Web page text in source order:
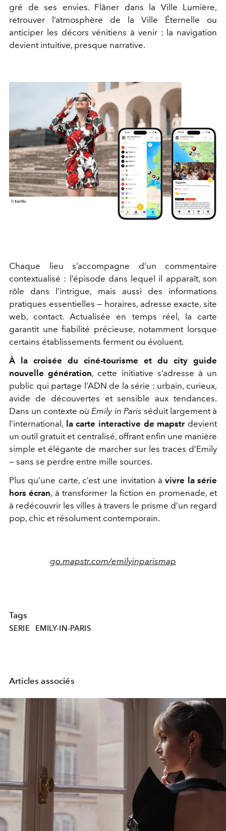
gré de ses envies. Flâner dans la Ville Lumière,
retrouver l’atmosphère de la Ville Éternelle ou
anticiper les décors vénitiens à venir : la navigation
devient intuitive, presque narrative.
Chaque lieu s’accompagne d’un commentaire
contextualisé : l’épisode dans lequel il apparaît, son
rôle dans l’intrigue, mais aussi des informations
pratiques essentielles — horaires, adresse exacte, site
web, contact. Actualisée en temps réel, la carte
garantit une fiabilité précieuse, notamment lorsque
certains établissements ferment ou évoluent.
À la croisée du ciné-tourisme et du city guide
nouvelle génération, cette initiative s’adresse à un
public qui partage l’ADN de la série : urbain, curieux,
avide de découvertes et sensible aux tendances.
Dans un contexte où Emily in Paris séduit largement à
l’international, la carte interactive de mapstr devient
un outil gratuit et centralisé, offrant enfin une manière
simple et élégante de marcher sur les traces d’Emily
— sans se perdre entre mille sources.
Plus qu’une carte, c’est une invitation àvivre la série
hors écran, à transformer la fiction en promenade, et
à redécouvrir les villes à travers le prisme d’un regard
pop, chic et résolument contemporain.
go.mapstr.com/emilyinparismap
Tags
SERIE EMILY-IN-PARIS
Articles associés